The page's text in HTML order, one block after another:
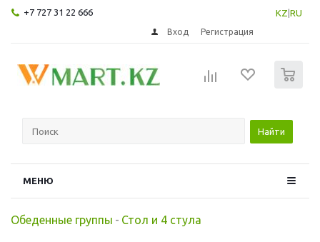
+7 727 31 22 666 KZ RU
Вход Регистрация
Найти
МЕНЮ
Обеденные группы - Стол и 4 стула